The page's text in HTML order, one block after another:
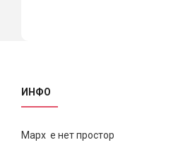
ИНФО
Марх е нет простор